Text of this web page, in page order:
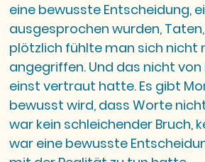
eine bewusste Entscheidung,
ausgesprochen wurden,
plötzlich fühlte man sich
angegriffen. Und das nicht
einst vertraut hatte. Es gibt
bewusst wird, dass Worte
war kein schleichender Bruch,
war eine bewusste